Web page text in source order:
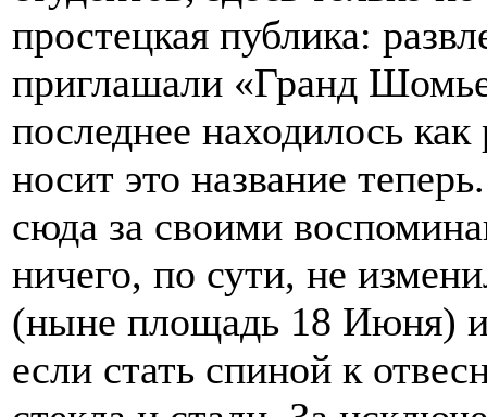
простецкая публика:
приглашали «Гранд
последнее находилось
носит это название
сюда за своими
ничего, по сути, не
(ныне площадь 18 Июня) и
если стать спиной к